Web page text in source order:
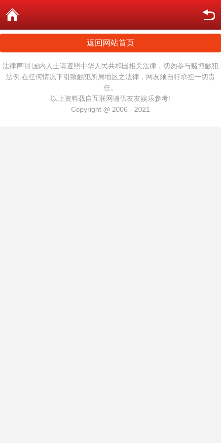
返回网站首页
法律声明:国内人士请遵照中华人民共和国相关法律，切勿参与赌博触犯
法例,在任何情况下引致触犯所属地区之法律，网友须自行承担一切责
任。
以上资料载自互联网谨供友友娱乐参考!
Copyright @ 2006 - 2021